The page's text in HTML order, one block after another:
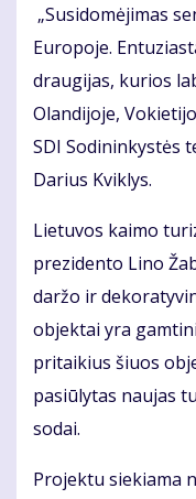
„Susidomėjimas
Europoje.
draugijas, kurios
Olandijoje,
SDI Sodininkystės
Darius Kviklys.
Lietuvos kaimo
prezidento Lino
daržo ir
objektai yra
pritaikius šiuos
pasiūlytas naujas
sodai.
Projektu siekiama